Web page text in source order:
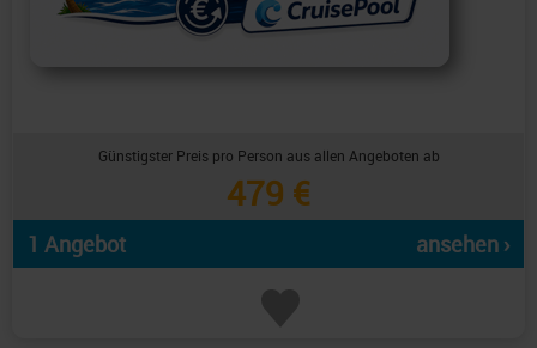
Günstigster Preis pro Person aus allen Angeboten ab
479 €
1 Angebot ansehen ›